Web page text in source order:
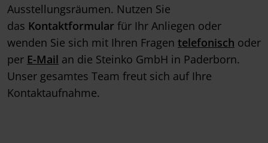
Ausstellungsräumen. Nutzen Sie
das Kontaktformular für Ihr Anliegen oder
wenden Sie sich mit Ihren Fragen telefonisch oder
per E-Mail an die Steinko GmbH in Paderborn.
Unser gesamtes Team freut sich auf Ihre
Kontaktaufnahme.